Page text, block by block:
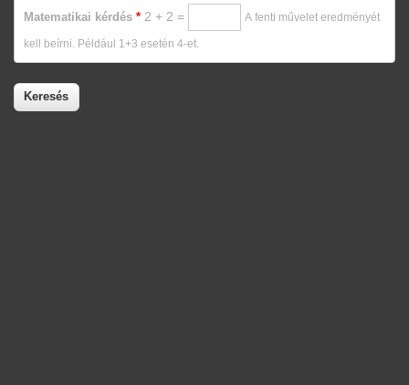
Matematikai kérdés * 2 + 2 = A fenti művelet eredményét
kell beírni. Például 1+3 esetén 4-et.